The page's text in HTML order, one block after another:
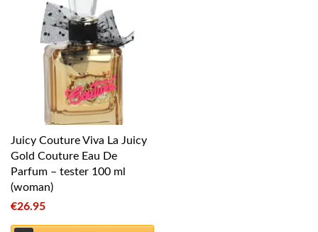
Juicy Couture Viva La Juicy
Gold Couture Eau De
Parfum – tester 100 ml
(woman)
€26.95